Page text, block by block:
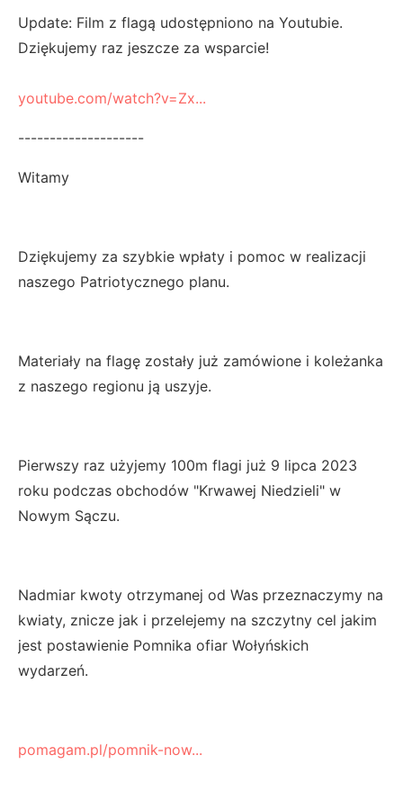
Update: Film z flagą udostępniono na Youtubie.
Dziękujemy raz jeszcze za wsparcie!
youtube.com/watch?v=Zx...
--------------------
Witamy
Dziękujemy za szybkie wpłaty i pomoc w realizacji
naszego Patriotycznego planu.
Materiały na flagę zostały już zamówione i koleżanka
z naszego regionu ją uszyje.
Pierwszy raz użyjemy 100m flagi już 9 lipca 2023
roku podczas obchodów "Krwawej Niedzieli" w
Nowym Sączu.
Nadmiar kwoty otrzymanej od Was przeznaczymy na
kwiaty, znicze jak i przelejemy na szczytny cel jakim
jest postawienie Pomnika ofiar Wołyńskich
wydarzeń.
pomagam.pl/pomnik-now...